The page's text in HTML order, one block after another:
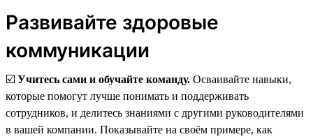
Развивайте здоровые
коммуникации
☑️ Учитесь сами и обучайте команду. Осваивайте навыки,
которые помогут лучше понимать и поддерживать
сотрудников, и делитесь знаниями с другими руководителями
в вашей компании. Показывайте на своём примере, как